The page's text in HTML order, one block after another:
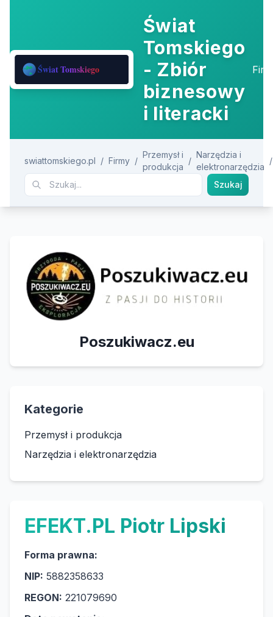
Świat
Tomskiego
- Zbiór
biznesowy
i literacki
swiattomskiego.pl / Firmy /
Przemysł i
produkcja
/
Narzędzia i
elektronarzędzia
/
Szukaj
Poszukiwacz.eu
Kategorie
Przemysł i produkcja
Narzędzia i elektronarzędzia
EFEKT.PL Piotr Lipski
Forma prawna:
NIP: 5882358633
REGON: 221079690